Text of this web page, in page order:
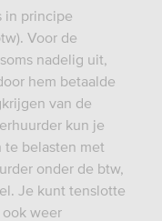
in principe
Voor de
nadelig uit,
hem betaalde
van de
kun je
te belasten met
onder de btw,
Je kunt tenslotte
weer